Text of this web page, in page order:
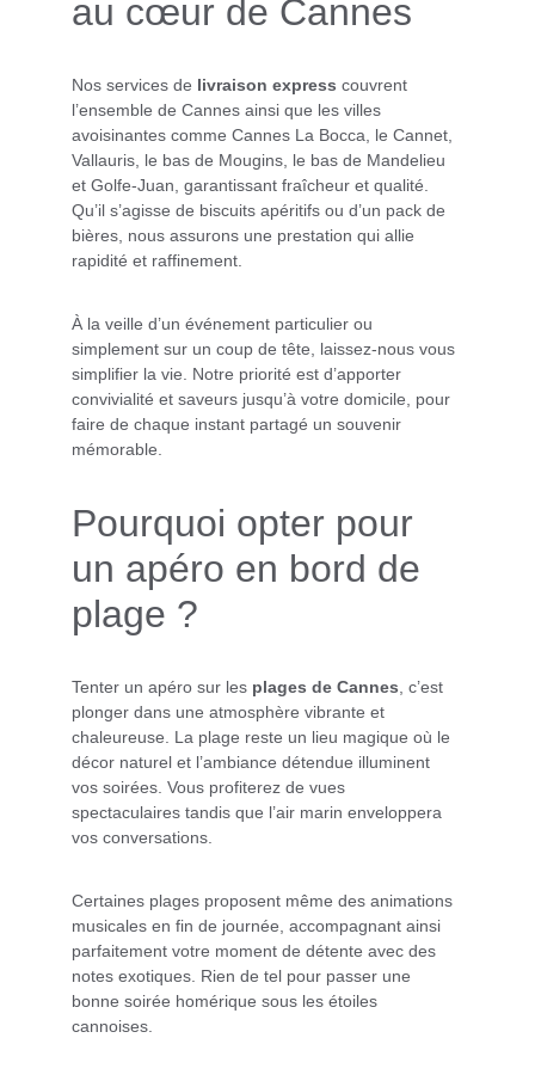
au cœur de Cannes
Nos services de livraison express couvrent
l’ensemble de Cannes ainsi que les villes
avoisinantes comme Cannes La Bocca, le Cannet,
Vallauris, le bas de Mougins, le bas de Mandelieu
et Golfe-Juan, garantissant fraîcheur et qualité.
Qu’il s’agisse de biscuits apéritifs ou d’un pack de
bières, nous assurons une prestation qui allie
rapidité et raffinement.
À la veille d’un événement particulier ou
simplement sur un coup de tête, laissez-nous vous
simplifier la vie. Notre priorité est d’apporter
convivialité et saveurs jusqu’à votre domicile, pour
faire de chaque instant partagé un souvenir
mémorable.
Pourquoi opter pour
un apéro en bord de
plage ?
Tenter un apéro sur les plages de Cannes, c’est
plonger dans une atmosphère vibrante et
chaleureuse. La plage reste un lieu magique où le
décor naturel et l’ambiance détendue illuminent
vos soirées. Vous profiterez de vues
spectaculaires tandis que l’air marin enveloppera
vos conversations.
Certaines plages proposent même des animations
musicales en fin de journée, accompagnant ainsi
parfaitement votre moment de détente avec des
notes exotiques. Rien de tel pour passer une
bonne soirée homérique sous les étoiles
cannoises.